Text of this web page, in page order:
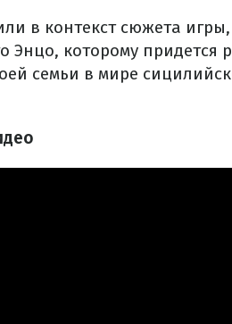
в контекст сюжета
Энцо, которому придется
семьи в мире